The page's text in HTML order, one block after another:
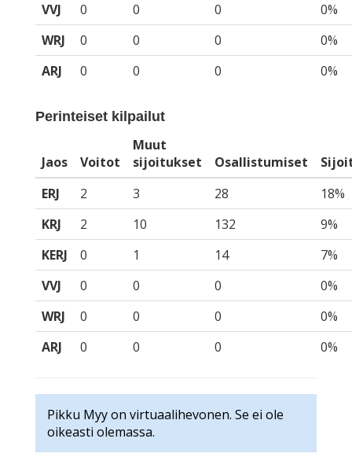
VVJ
0 0 0
0%
WRJ
0 0 0
0%
ARJ
0 0 0 0%
Perinteiset kilpailut
Jaos Voitot
Muut
sijoitukset
Osallistumiset
ERJ
2 3 28
18%
KRJ
2 10 132
9%
KERJ
0 1 14
7%
VVJ
0 0 0
0%
WRJ
0 0 0
0%
ARJ
0 0 0 0%
Pikku Myy on virtuaalihevonen. Se ei ole
oikeasti olemassa.